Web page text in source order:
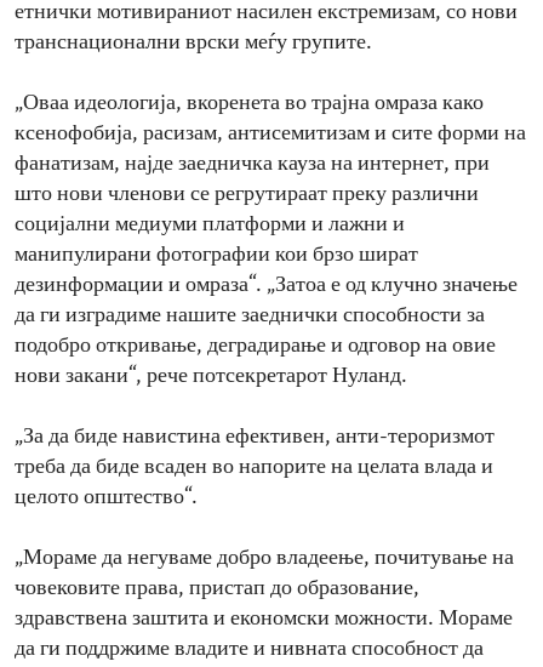
етнички мотивираниот насилен екстремизам, со нови
транснационални врски меѓу групите.
„Оваа идеологија, вкоренета во трајна омраза како
ксенофобија, расизам, антисемитизам и сите форми на
фанатизам, најде заедничка кауза на интернет, при
што нови членови се регрутираат преку различни
социјални медиуми платформи и лажни и
манипулирани фотографии кои брзо шират
дезинформации и омраза“. „Затоа е од клучно значење
да ги изградиме нашите заеднички способности за
подобро откривање, деградирање и одговор на овие
нови закани“, рече потсекретарот Нуланд.
„За да биде навистина ефективен, анти-тероризмот
треба да биде всаден во напорите на целата влада и
целото општество“.
„Мораме да негуваме добро владеење, почитување на
човековите права, пристап до образование,
здравствена заштита и економски можности. Мораме
да ги поддржиме владите и нивната способност да